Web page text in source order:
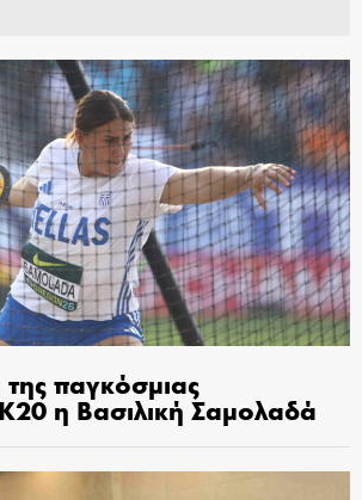
παγκόσμιας
η Βασιλική Σαμολαδά